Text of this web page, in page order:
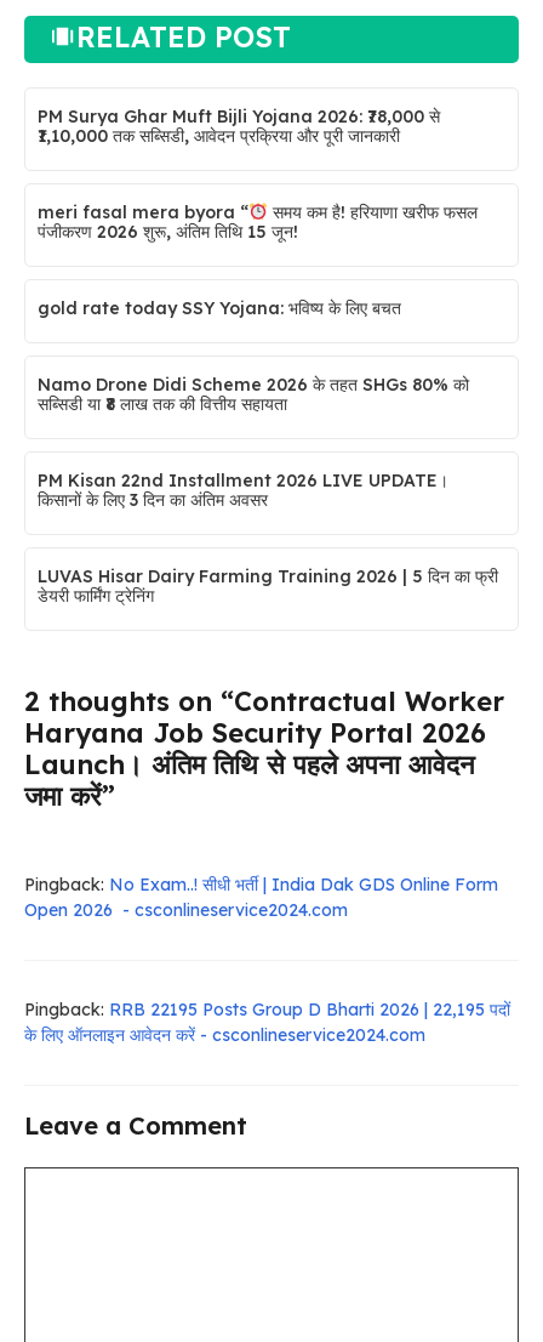
RELATED POST
PM Surya Ghar Muft Bijli Yojana 2026: ₹78,000 से
₹1,10,000 तक सब्सिडी, आवेदन प्रक्रिया और पूरी जानकारी
meri fasal mera byora “
समय कम है! हरियाणा खरीफ फसल
पंजीकरण 2026 शुरू, अंतिम तिथि 15 जून!
gold rate today SSY Yojana: भविष्य के लिए बचत
Namo Drone Didi Scheme 2026 के तहत SHGs 80% को
सब्सिडी या ₹8 लाख तक की वित्तीय सहायता
PM Kisan 22nd Installment 2026 LIVE UPDATE।
किसानों के लिए 3 दिन का अंतिम अवसर
LUVAS Hisar Dairy Farming Training 2026 | 5 दिन का फ्री
डेयरी फार्मिंग ट्रेनिंग
2 thoughts on “Contractual Worker
Haryana Job Security Portal 2026
Launch। अंतिम तिथि से पहले अपना आवेदन
जमा करें”
Pingback: No Exam..! सीधी भर्ती | India Dak GDS Online Form
Open 2026 - csconlineservice2024.com
Pingback: RRB 22195 Posts Group D Bharti 2026 | 22,195 पदों
के लिए ऑनलाइन आवेदन करें - csconlineservice2024.com
Leave a Comment